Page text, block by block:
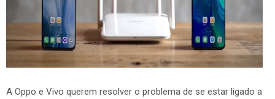
A Oppo e Vivo querem resolver o problema de se estar ligado a